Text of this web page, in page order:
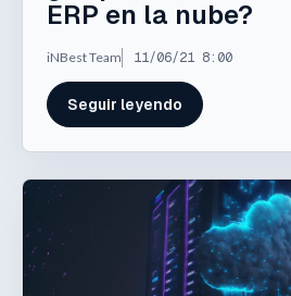
ERP en la nube?
iNBest Team 11/06/21 8:00
Seguir leyendo